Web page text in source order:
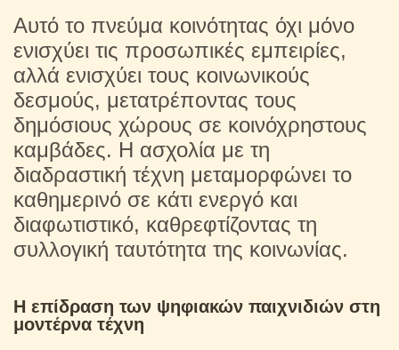
Αυτό το πνεύμα κοινότητας όχι μόνο
ενισχύει τις προσωπικές εμπειρίες,
αλλά ενισχύει τους κοινωνικούς
δεσμούς, μετατρέποντας τους
δημόσιους χώρους σε κοινόχρηστους
καμβάδες. Η ασχολία με τη
διαδραστική τέχνη μεταμορφώνει το
καθημερινό σε κάτι ενεργό και
διαφωτιστικό, καθρεφτίζοντας τη
συλλογική ταυτότητα της κοινωνίας.
Η επίδραση των ψηφιακών παιχνιδιών στη
μοντέρνα τέχνη